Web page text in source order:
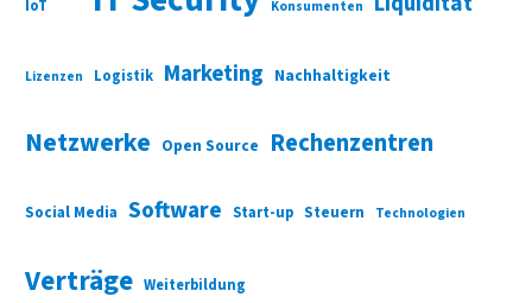
IoT Konsumenten
Lizenzen Logistik Marketing Nachhaltigkeit
Netzwerke Open Source Rechenzentren
Social Media Software Start-up Steuern Technologien
Verträge Weiterbildung